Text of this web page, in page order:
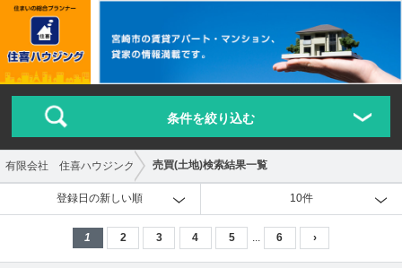
条件を絞り込む
有限会社 住喜ハウジング 売買(土地)検索結果一覧
登録日の新しい順 10件
1 2 3 4 5 ... 6 ›